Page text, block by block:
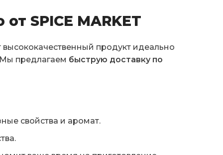
SPICE MARKET
высококачественный продукт идеально
предлагаем быструю доставку по
свойства и аромат.